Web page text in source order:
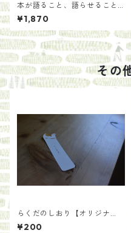
本が語ること、語らせること
／青木海青子
¥1,870
その
らくだのしおり【オリジナ
ル】
¥200